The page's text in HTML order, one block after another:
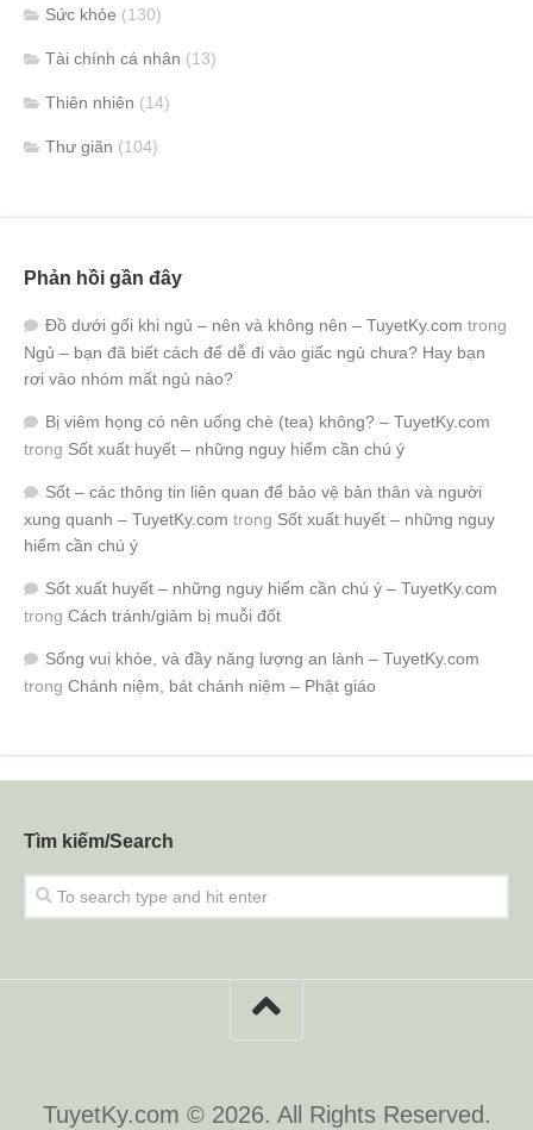
Sức khỏe (130)
Tài chính cá nhân (13)
Thiên nhiên (14)
Thư giãn (104)
Phản hồi gần đây
Đồ dưới gối khi ngủ – nên và không nên – TuyetKy.com trong
Ngủ – bạn đã biết cách để dễ đi vào giấc ngủ chưa? Hay bạn
rơi vào nhóm mất ngủ nào?
Bị viêm họng có nên uống chè (tea) không? – TuyetKy.com
trong Sốt xuất huyết – những nguy hiểm cần chú ý
Sốt – các thông tin liên quan để bảo vệ bản thân và người
xung quanh – TuyetKy.com trong Sốt xuất huyết – những nguy
hiểm cần chú ý
Sốt xuất huyết – những nguy hiểm cần chú ý – TuyetKy.com
trong Cách tránh/giảm bị muỗi đốt
Sống vui khỏe, và đầy năng lượng an lành – TuyetKy.com
trong Chánh niệm, bát chánh niệm – Phật giáo
Tìm kiếm/Search
TuyetKy.com © 2026. All Rights Reserved.